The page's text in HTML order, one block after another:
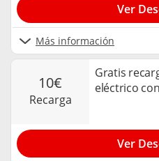
Más información
Ver
10€
recarga
Gratis
eléctrico
Ver